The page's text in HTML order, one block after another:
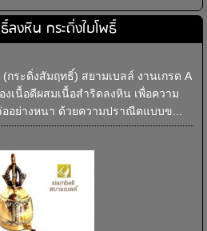
ลงหิน กระดิ่งใบโพธิ์
กระดิ่งสัมฤทธิ์) สยามเบลล์ งานเกรด A
งเนื้อดีผสมเนื้อสำริดลงหิน เพื่อความ
ออย่างหนา ด้วยความปราณีตแบบข...